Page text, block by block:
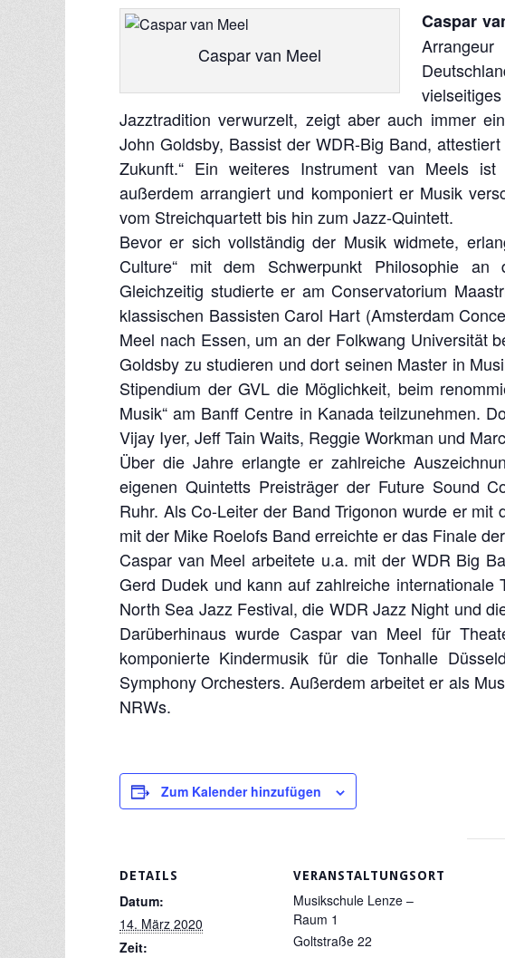
Caspar van Meel
Caspar
Jazztradition verwurzelt, zeigt aber auch immer
John Goldsby, Bassist der WDR-Big Band,
Zukunft.“ Ein weiteres Instrument van Meels
außerdem arrangiert und komponiert er Musik
vom Streichquartett bis hin zum Jazz-Quintett.
Bevor er sich vollständig der Musik widmete,
Culture“ mit dem Schwerpunkt Philosophie
Gleichzeitig studierte er am Conservatorium
klassischen Bassisten Carol Hart (Amsterdam
Meel nach Essen, um an der Folkwang Universität
Goldsby zu studieren und dort seinen Master in
Stipendium der GVL die Möglichkeit, beim
Musik“ am Banff Centre in Kanada teilzunehmen.
Vijay Iyer, Jeff Tain Waits, Reggie Workman und
Über die Jahre erlangte er zahlreiche
eigenen Quintetts Preisträger der Future Sound
Ruhr. Als Co-Leiter der Band Trigonon wurde er
mit der Mike Roelofs Band erreichte er das Finale
Caspar van Meel arbeitete u.a. mit der WDR Big
Gerd Dudek und kann auf zahlreiche internationale
North Sea Jazz Festival, die WDR Jazz Night und
Darüberhinaus wurde Caspar van Meel für
komponierte Kindermusik für die Tonhalle
Symphony Orchesters. Außerdem arbeitet er als
NRWs.
Zum Kalender hinzufügen
DETAILS
Datum:
14. März 2020
Zeit:
VERANSTALTUNGSORT
Musikschule Lenze –
Raum 1
Goltstraße 22